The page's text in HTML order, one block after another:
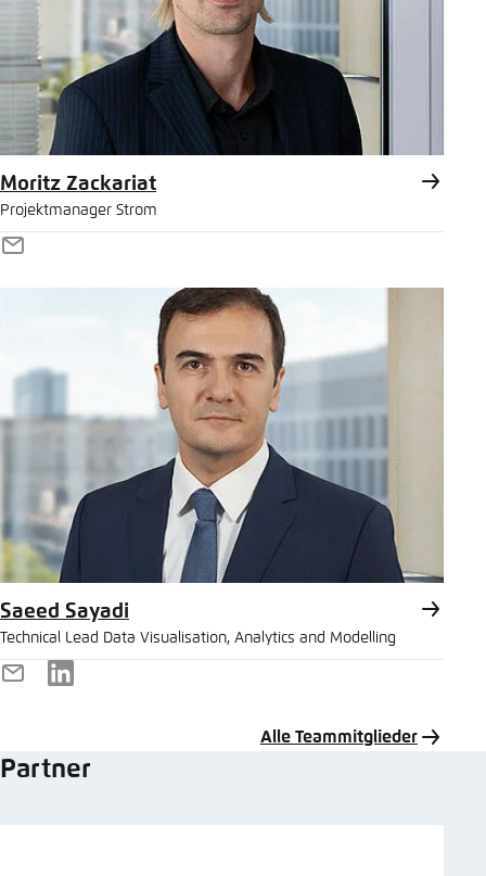
Moritz Zackariat
Projektmanager Strom
E-
Mail
Saeed Sayadi
Technical Lead Data Visualisation, Analytics and Modelling
E-
LinkedIn
Alle Teammitglieder
Partner